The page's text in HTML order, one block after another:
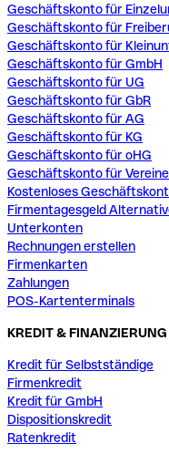
Geschäftskonto für
Geschäftskonto für
Geschäftskonto für
Geschäftskonto für GmbH
Geschäftskonto für UG
Geschäftskonto für GbR
Geschäftskonto für AG
Geschäftskonto für KG
Geschäftskonto für oHG
Geschäftskonto für Vereine
Kostenloses
Firmentagesgeld
Unterkonten
Rechnungen erstellen
Firmenkarten
Zahlungen
POS-Kartenterminals
KREDIT & FINANZIERUNG
Kredit für Selbstständige
Firmenkredit
Kredit für GmbH
Dispositionskredit
Ratenkredit